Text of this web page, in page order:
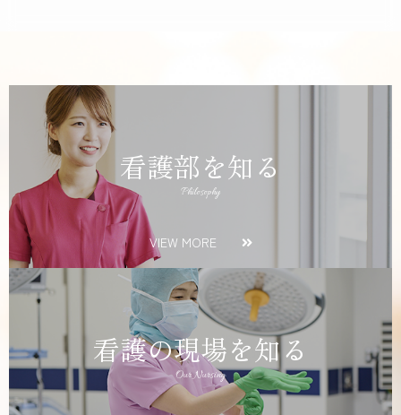
看護部を知る
Philosophy
VIEW MORE
看護の現場を知る
Our Nursing